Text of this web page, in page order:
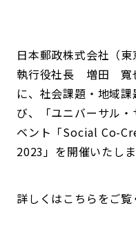
日本郵政株式会社（
執行役社長 増田 寬
に、社会課題・地域
び、「ユニバーサル
ベント「Social Co-
2023」を開催いたしま
詳しくはこちらをご覧